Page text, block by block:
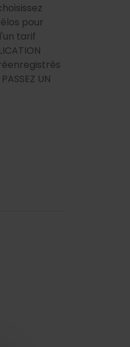
pour
tarif
UN